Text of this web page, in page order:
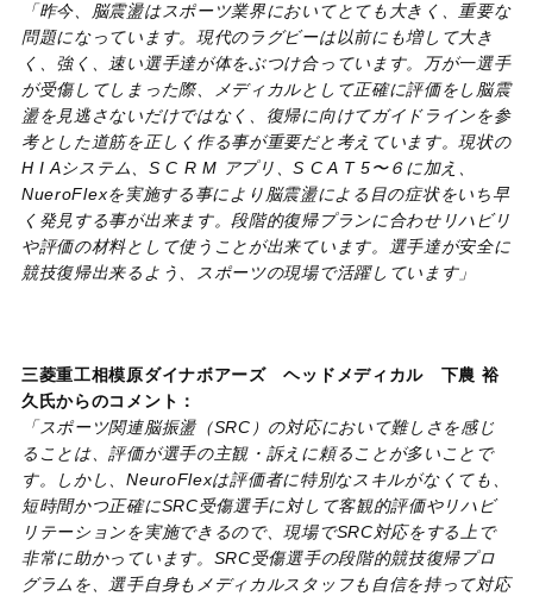
「昨今、脳震盪はスポーツ業界においてとても大きく、重要な
問題になっています。現代のラグビーは以前にも増して大き
く、強く、速い選手達が体をぶつけ合っています。万が一選手
が受傷してしまった際、メディカルとして正確に評価をし脳震
盪を見逃さないだけではなく、復帰に向けてガイドラインを参
考とした道筋を正しく作る事が重要だと考えています。現状の
H I Aシステム、S C R M アプリ、S C A T 5〜６に加え、
NueroFlexを実施する事により脳震盪による目の症状をいち早
く発見する事が出来ます。段階的復帰プランに合わせリハビリ
や評価の材料として使うことが出来ています。選手達が安全に
競技復帰出来るよう、スポーツの現場で活躍しています」
三菱重工相模原ダイナボアーズ ヘッドメディカル 下農 裕
久氏からのコメント：
「スポーツ関連脳振盪（SRC）の対応において難しさを感じ
ることは、評価が選手の主観・訴えに頼ることが多いことで
す。しかし、NeuroFlexは評価者に特別なスキルがなくても、
短時間かつ正確にSRC受傷選手に対して客観的評価やリハビ
リテーションを実施できるので、現場でSRC対応をする上で
非常に助かっています。SRC受傷選手の段階的競技復帰プロ
グラムを、選手自身もメディカルスタッフも自信を持って対応